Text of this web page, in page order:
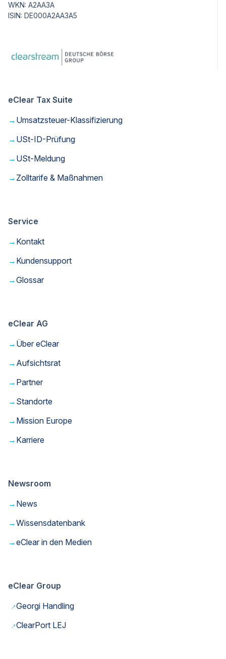
WKN: A2AA3A
ISIN: DE000A2AA3A5
eClear Tax Suite
→ Umsatzsteuer-Klassifizierung
→ USt-ID-Prüfung
→ USt-Meldung
→ Zolltarife & Maßnahmen
Service
→ Kontakt
→ Kundensupport
→Glossar
eClear AG
→ Über eClear
→ Aufsichtsrat
→ Partner
→ Standorte
→ Mission Europe
→ Karriere
Newsroom
→ News
→Wissensdatenbank
→eClear in den Medien
eClear Group
→Georgi Handling
→ClearPort LEJ